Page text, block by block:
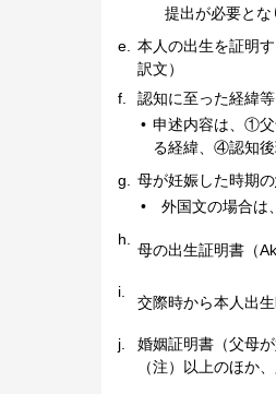
提出が必要とな
e.
本人の出生を証明
訳文）
f.
認知に至った経緯
• 申述内容は、①
る経緯、④認知
g.
母が妊娠した時期の
•
外国文の場合は
h.
母の出生証明書（
i.
交際時から本人出
j.
婚姻証明書（父母
（注）以上のほか